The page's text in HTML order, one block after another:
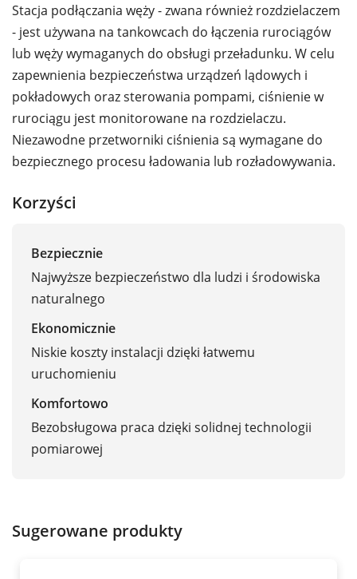
Stacja podłączania węży - zwana również rozdzielaczem
- jest używana na tankowcach do łączenia rurociągów
lub węży wymaganych do obsługi przeładunku. W celu
zapewnienia bezpieczeństwa urządzeń lądowych i
pokładowych oraz sterowania pompami, ciśnienie w
rurociągu jest monitorowane na rozdzielaczu.
Niezawodne przetworniki ciśnienia są wymagane do
bezpiecznego procesu ładowania lub rozładowywania.
Korzyści
Bezpiecznie
Najwyższe bezpieczeństwo dla ludzi i środowiska
naturalnego
Ekonomicznie
Niskie koszty instalacji dzięki łatwemu
uruchomieniu
Komfortowo
Bezobsługowa praca dzięki solidnej technologii
pomiarowej
Sugerowane produkty